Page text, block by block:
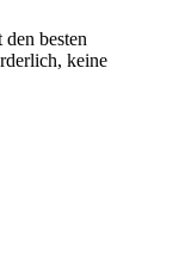
besten
keine